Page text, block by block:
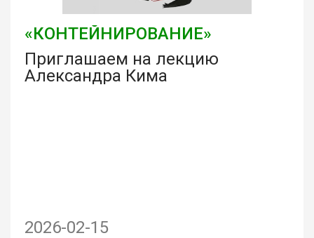
«КОНТЕЙНИРОВАНИЕ»
Приглашаем на лекцию
Александра Кима
2026-02-15